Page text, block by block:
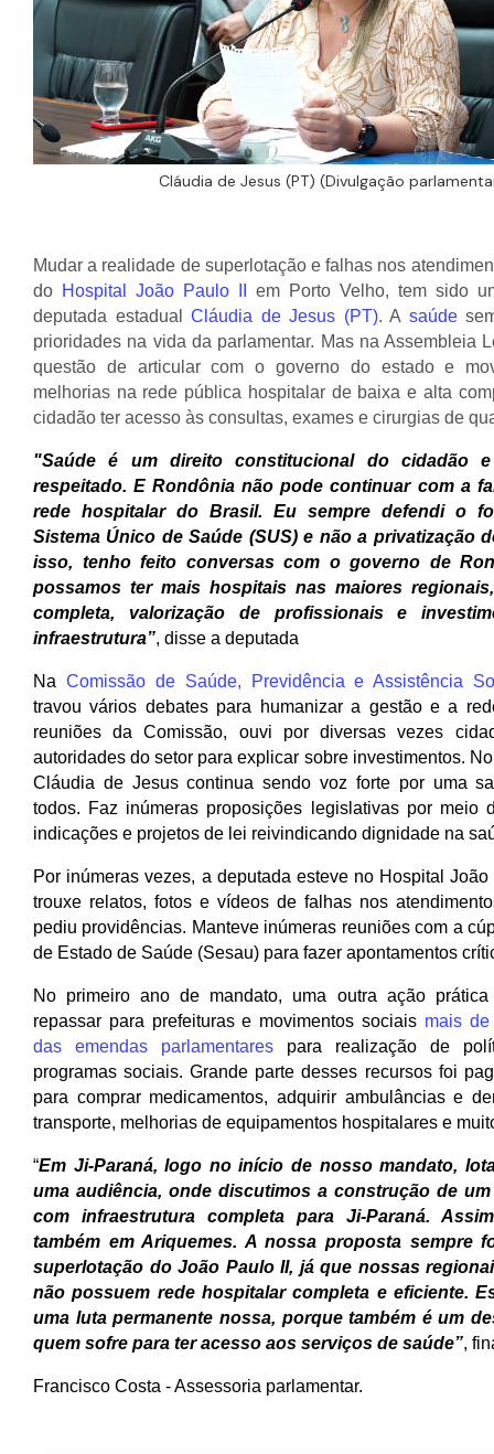
Cláudia de Jesus (PT) (Divulgação
Mudar a realidade de superlotação e falhas nos
do Hospital João Paulo II
em Porto Velho, tem sido
deputada estadualCláudia de Jesus (PT). A saúde
prioridades na vida da parlamentar. Mas na Assembleia
questão de articular com o governo do estado e
melhorias na rede pública hospitalar de baixa e alta
cidadão ter acesso às consultas, exames e cirurgias de
"Saúde é um direito constitucional do cidadão
respeitado. E Rondônia não pode continuar com a
rede hospitalar do Brasil. Eu sempre defendi o
Sistema Único de Saúde (SUS) e não a privatização
isso, tenho feito conversas com o governo de
possamos ter mais hospitais nas maiores
completa, valorização de profissionais e
infraestrutura”, disse a deputada
Na Comissão de Saúde, Previdência e Assistência
travou vários debates para humanizar a gestão e a
reuniões da Comissão, ouvi por diversas vezes
autoridades do setor para explicar sobre investimentos.
Cláudia de Jesus continua sendo voz forte por uma
todos. Faz inúmeras proposições legislativas por meio
indicações e projetos de lei reivindicando dignidade na
Por inúmeras vezes, a deputada esteve no Hospital
trouxe relatos, fotos e vídeos de falhas nos
pediu providências. Manteve inúmeras reuniões com a
de Estado de Saúde (Sesau) para fazer apontamentos
No primeiro ano de mandato, uma outra ação
repassar para prefeituras e movimentos sociais mais
das emendas parlamentares para realização de
programas sociais. Grande parte desses recursos foi
para comprar medicamentos, adquirir ambulâncias e
transporte, melhorias de equipamentos hospitalares e
“Em Ji-Paraná, logo no início de nosso mandato,
uma audiência, onde discutimos a construção de
com infraestrutura completa para Ji-Paraná.
também em Ariquemes. A nossa proposta sempre
superlotação do João Paulo II, já que nossas
não possuem rede hospitalar completa e eficiente.
uma luta permanente nossa, porque também é um
quem sofre para ter acesso aos serviços de saúde”,
Francisco Costa - Assessoria parlamentar.